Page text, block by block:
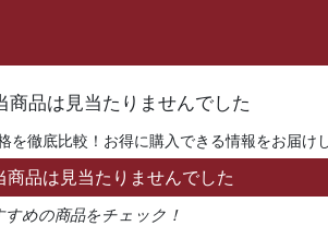
商品は見当たりませんでした
を徹底比較！お得に購入できる情報をお届け
商品は見当たりませんでした
すめの商品をチェック！